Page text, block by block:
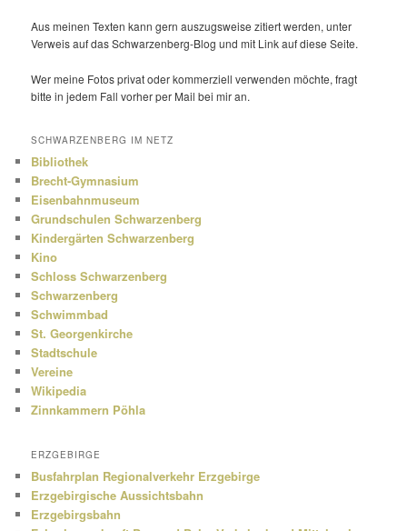
Aus meinen Texten kann gern auszugs­weise zitiert werden, unter
Verweis auf das Schwarzenberg-Blog und mit Link auf diese Seite.
Wer meine Fotos privat oder kommer­ziell verwenden möchte, fragt
bitte in jedem Fall vorher per Mail bei mir an.
SCHWARZENBERG IM NETZ
Bibliothek
Brecht-Gymnasium
Eisenbahnmuseum
Grundschulen Schwarzenberg
Kindergärten Schwarzenberg
Kino
Schloss Schwarzenberg
Schwarzenberg
Schwimmbad
St. Georgenkirche
Stadtschule
Vereine
Wikipedia
Zinnkammern Pöhla
ERZGEBIRGE
Busfahrplan Regionalverkehr Erzgebirge
Erzgebirgische Aussichtsbahn
Erzgebirgsbahn